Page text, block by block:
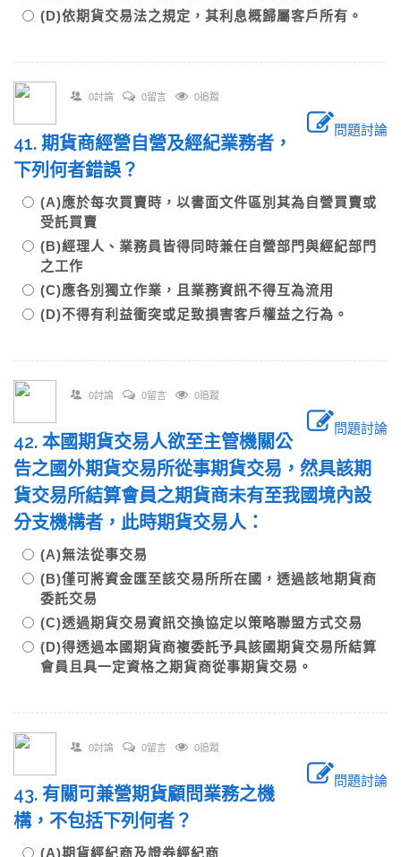
(D)依期貨交易法之規定，其利息概歸屬客戶所有。
0討論 0留言 0追蹤
問題討論
41. 期貨商經營自營及經紀業務者，
下列何者錯誤？
(A)應於每次買賣時，以書面文件區別其為自營買賣或
受託買賣
(B)經理人、業務員皆得同時兼任自營部門與經紀部門
之工作
(C)應各別獨立作業，且業務資訊不得互為流用
(D)不得有利益衝突或足致損害客戶權益之行為。
0討論 0留言 0追蹤
問題討論
42. 本國期貨交易人欲至主管機關公
告之國外期貨交易所從事期貨交易，然具該期
貨交易所結算會員之期貨商未有至我國境內設
分支機構者，此時期貨交易人：
(A)無法從事交易
(B)僅可將資金匯至該交易所所在國，透過該地期貨商
委託交易
(C)透過期貨交易資訊交換協定以策略聯盟方式交易
(D)得透過本國期貨商複委託予具該國期貨交易所結算
會員且具一定資格之期貨商從事期貨交易。
0討論 0留言 0追蹤
問題討論
43. 有關可兼營期貨顧問業務之機
構，不包括下列何者？
(A)期貨經紀商及證券經紀商